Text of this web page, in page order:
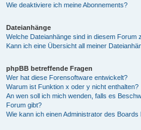
Wie deaktiviere ich meine Abonnements?
Dateianhänge
Welche Dateianhänge sind in diesem Forum
Kann ich eine Übersicht all meiner
phpBB betreffende Fragen
Wer hat diese Forensoftware entwickelt?
Warum ist Funktion x oder y nicht enthalten?
An wen soll ich mich wenden, falls es
Forum gibt?
Wie kann ich einen Administrator des Boards